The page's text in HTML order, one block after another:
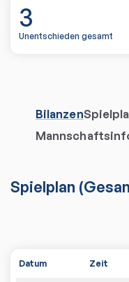
3
Unentschieden gesamt
Bilanzen
Spielplan (
Datum Zeit